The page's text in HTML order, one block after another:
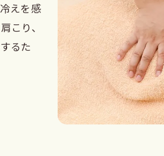
えを感
こり、
るた